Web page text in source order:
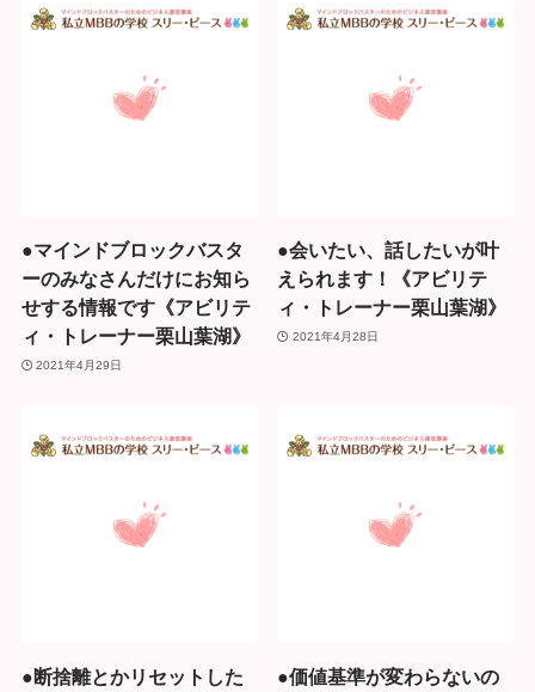
●マインドブロックバスタ
ーのみなさんだけにお知ら
せする情報です《アビリテ
ィ・トレーナー栗山葉湖》
2021年4月29日
●会いたい、話したいが叶
えられます！《アビリテ
ィ・トレーナー栗山葉湖》
2021年4月28日
●断捨離とかリセットした
●価値基準が変わらないの